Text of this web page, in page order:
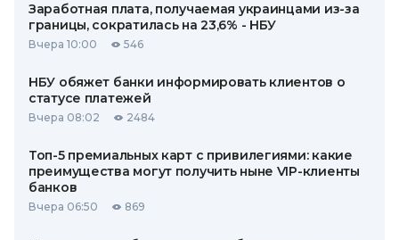
Заработная плата, получаемая украинцами из-за
границы, сократилась на 23,6% - НБУ
Вчера 10:00 546
НБУ обяжет банки информировать клиентов о
статусе платежей
Вчера 08:02 2484
Топ-5 премиальных карт с привилегиями: какие
преимущества могут получить ныне VIP-клиенты
банков
Вчера 06:50 869